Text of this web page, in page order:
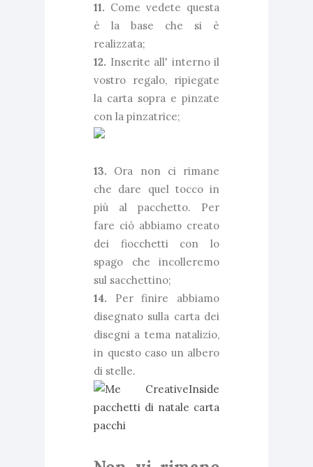
11. Come vedete questa
è la base che si è
realizzata;
12. Inserite all' interno il
vostro regalo, ripiegate
la carta sopra e pinzate
con la pinzatrice;
13. Ora non ci rimane
che dare quel tocco in
più al pacchetto. Per
fare ciò abbiamo creato
dei fiocchetti con lo
spago che incolleremo
sul sacchettino;
14. Per finire abbiamo
disegnato sulla carta dei
disegni a tema natalizio,
in questo caso un albero
di stelle.